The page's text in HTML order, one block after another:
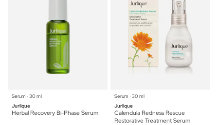
Serum ⋅ 30 ml
Jurlique
Herbal Recovery Bi-Phase Serum
Serum ⋅ 30 ml
Jurlique
Calendula Redness Rescue
Restorative Treatment Serum